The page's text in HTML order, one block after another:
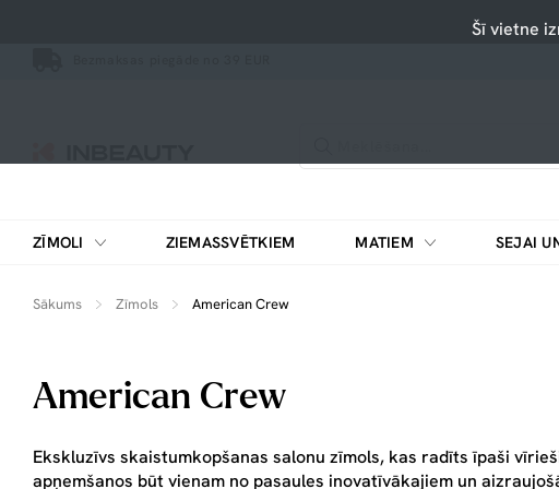
ZĪMOLI ZIEMASSVĒTKIEM MATIEM SEJAI
Sākums Zīmols American Crew
American Crew
Ekskluzīvs skaistumkopšanas salonu zīmols, kas radīts īpaši
apņemšanos būt vienam no pasaules inovatīvākajiem un
Šī vietne